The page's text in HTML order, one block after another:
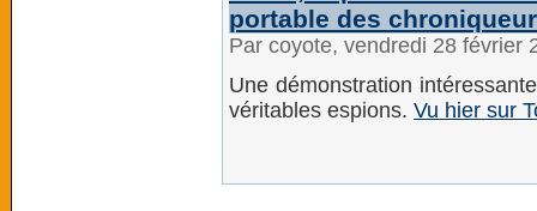
portable des
Par coyote, vendredi 28 février
Une démonstration
véritables espions. Vu hier sur